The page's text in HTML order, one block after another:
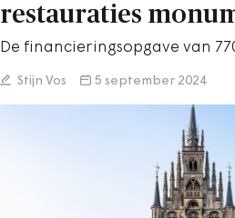
restauraties
De financieringsopgave van
Stijn Vos 5 september 2024